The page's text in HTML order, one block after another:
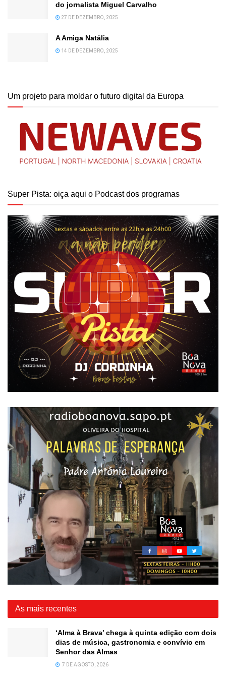
do jornalista Miguel Carvalho
27 DE DEZEMBRO, 2025
A Amiga Natália
14 DE DEZEMBRO, 2025
Um projeto para moldar o futuro digital da Europa
Super Pista: oiça aqui o Podcast dos programas
As mais recentes
‘Alma à Brava’ chega à quinta edição com dois
dias de música, gastronomia e convívio em
Senhor das Almas
7 DE AGOSTO, 2026